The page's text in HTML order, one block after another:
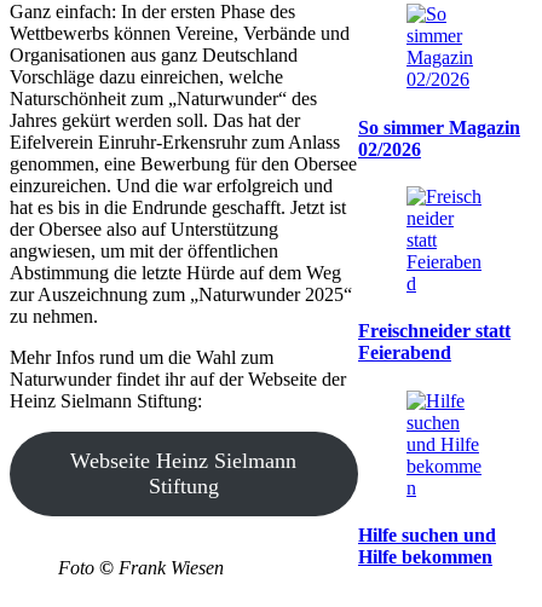
Ganz einfach: In der ersten Phase des
Wettbewerbs können Vereine, Verbände und
Organisationen aus ganz Deutschland
Vorschläge dazu einreichen, welche
Naturschönheit zum „Naturwunder“ des
Jahres gekürt werden soll. Das hat der
Eifelverein Einruhr-Erkensruhr zum Anlass
genommen, eine Bewerbung für den Obersee
einzureichen. Und die war erfolgreich und
hat es bis in die Endrunde geschafft. Jetzt ist
der Obersee also auf Unterstützung
angwiesen, um mit der öffentlichen
Abstimmung die letzte Hürde auf dem Weg
zur Auszeichnung zum „Naturwunder 2025“
zu nehmen.
Mehr Infos rund um die Wahl zum
Naturwunder findet ihr auf der Webseite der
Heinz Sielmann Stiftung:
Webseite Heinz Sielmann
Stiftung
Foto © Frank Wiesen
So simmer Magazin
02/2026
Freischneider statt
Feierabend
Hilfe suchen und
Hilfe bekommen